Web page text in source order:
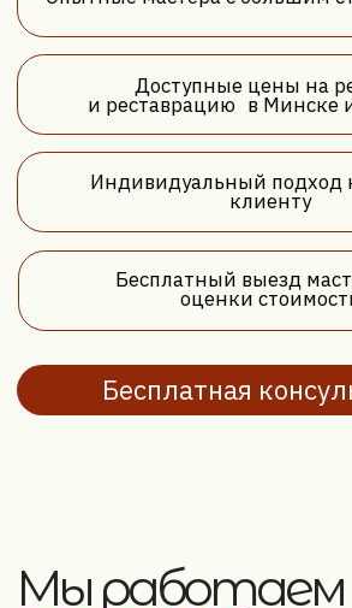
Заполните форму обратной связи, и в ближайшее
время с вами свяжется наш менеджер!
Имя*
Номер телефона*
Тип мебели*